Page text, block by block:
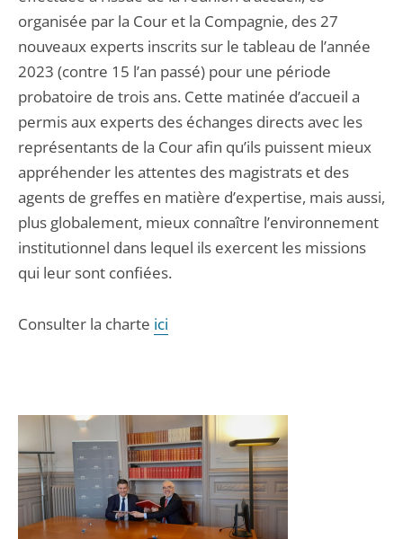
organisée par la Cour et la Compagnie, des 27
nouveaux experts inscrits sur le tableau de l’année
2023 (contre 15 l’an passé) pour une période
probatoire de trois ans. Cette matinée d’accueil a
permis aux experts des échanges directs avec les
représentants de la Cour afin qu’ils puissent mieux
appréhender les attentes des magistrats et des
agents de greffes en matière d’expertise, mais aussi,
plus globalement, mieux connaître l’environnement
institutionnel dans lequel ils exercent les missions
qui leur sont confiées.
Consulter la charte ici